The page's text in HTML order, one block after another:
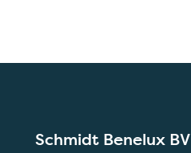
Schmidt Benelux BV